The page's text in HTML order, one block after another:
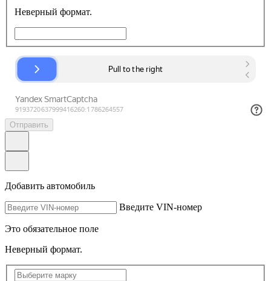
Неверный формат.
Отправить
Добавить автомобиль
Введите VIN-номер
Это обязательное поле
Неверный формат.